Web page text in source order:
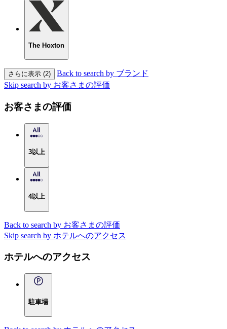
The Hoxton
さらに表示 (2)
Back to search by ブランド
Skip search by お客さまの評価
お客さまの評価
3以上
4以上
Back to search by お客さまの評価
Skip search by ホテルへのアクセス
ホテルへのアクセス
駐車場